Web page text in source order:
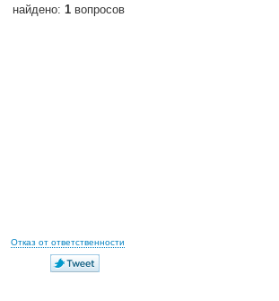
найдено: 1 вопросов
Отказ от ответственности